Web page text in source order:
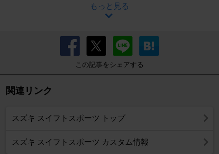
もっと見る
この記事をシェアする
関連リンク
スズキ スイフトスポーツ トップ
スズキ スイフトスポーツ カスタム情報